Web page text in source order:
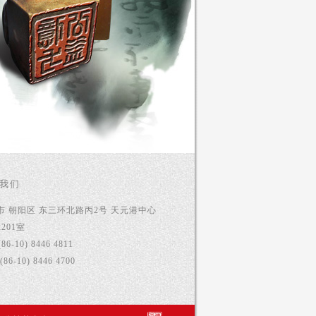
们
朝阳区 东三环北路丙2号 天元港中心
室
10) 8446 4811
10) 8446 4700